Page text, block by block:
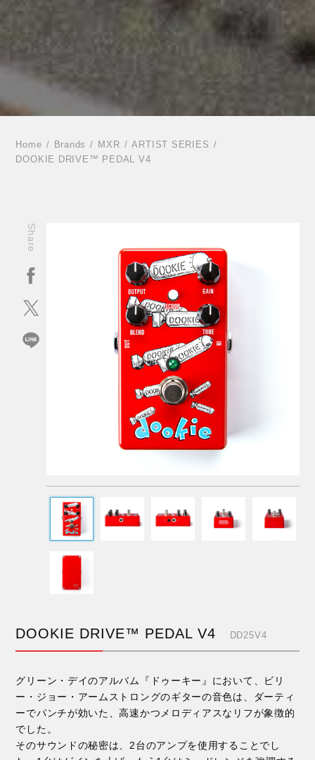
Home Brands MXR
ARTIST SERIES
DOOKIE DRIVE™ PEDAL V4
Share
DOOKIE DRIVE™ PEDAL V4 DD25V4
グリーン・デイのアルバム『ドゥーキー』において、ビリ
ー・ジョー・アームストロングのギターの音色は、ダーティ
ーでパンチが効いた、高速かつメロディアスなリフが象徴的
でした。
そのサウンドの秘密は、2台のアンプを使用することでし